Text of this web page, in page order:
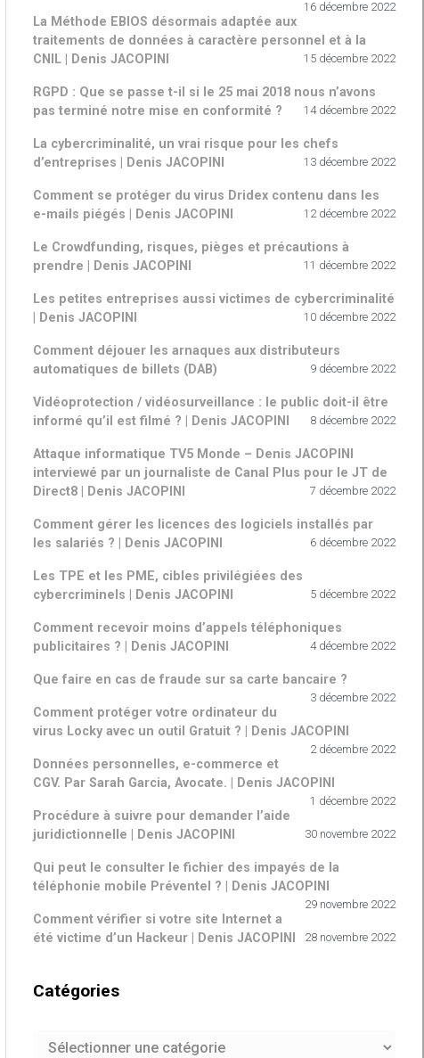
16 décembre 2022
La Méthode EBIOS désormais adaptée aux
traitements de données à caractère personnel et à la
CNIL | Denis JACOPINI
15 décembre 2022
RGPD : Que se passe t-il si le 25 mai 2018 nous n’avons
pas terminé notre mise en conformité ?
14 décembre 2022
La cybercriminalité, un vrai risque pour les chefs
d’entreprises | Denis JACOPINI
13 décembre 2022
Comment se protéger du virus Dridex contenu dans les
e-mails piégés | Denis JACOPINI
12 décembre 2022
Le Crowdfunding, risques, pièges et précautions à
prendre | Denis JACOPINI
11 décembre 2022
Les petites entreprises aussi victimes de cybercriminalité
| Denis JACOPINI
10 décembre 2022
Comment déjouer les arnaques aux distributeurs
automatiques de billets (DAB)
9 décembre 2022
Vidéoprotection / vidéosurveillance : le public doit-il être
informé qu’il est filmé ? | Denis JACOPINI
8 décembre 2022
Attaque informatique TV5 Monde – Denis JACOPINI
interviewé par un journaliste de Canal Plus pour le JT de
Direct8 | Denis JACOPINI
7 décembre 2022
Comment gérer les licences des logiciels installés par
les salariés ? | Denis JACOPINI
6 décembre 2022
Les TPE et les PME, cibles privilégiées des
cybercriminels | Denis JACOPINI
5 décembre 2022
Comment recevoir moins d’appels téléphoniques
publicitaires ? | Denis JACOPINI
4 décembre 2022
Que faire en cas de fraude sur sa carte bancaire ?
3 décembre 2022
Comment protéger votre ordinateur du
virus Locky avec un outil Gratuit ? | Denis JACOPINI
2 décembre 2022
Données personnelles, e-commerce et
CGV. Par Sarah Garcia, Avocate. | Denis JACOPINI
1 décembre 2022
Procédure à suivre pour demander l’aide
juridictionnelle | Denis JACOPINI
30 novembre 2022
Qui peut le consulter le fichier des impayés de la
téléphonie mobile Préventel ? | Denis JACOPINI
29 novembre 2022
Comment vérifier si votre site Internet a
été victime d’un Hackeur | Denis JACOPINI
28 novembre 2022
Catégories
Catégories